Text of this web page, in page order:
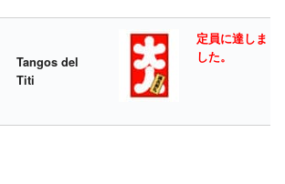
Tangos del
Titi
定員に達しま
した。